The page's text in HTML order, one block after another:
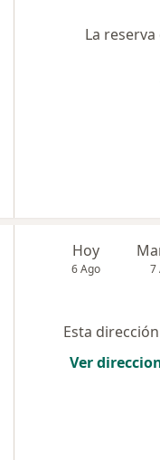
La
Hoy
6 Ago 7
Esta
Ver